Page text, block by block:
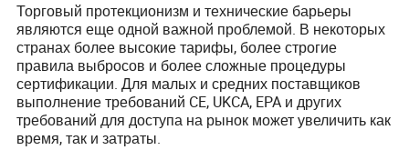
Торговый протекционизм и технические барьеры
являются еще одной важной проблемой. В некоторых
странах более высокие тарифы, более строгие
правила выбросов и более сложные процедуры
сертификации. Для малых и средних поставщиков
выполнение требований CE, UKCA, EPA и других
требований для доступа на рынок может увеличить как
время, так и затраты.